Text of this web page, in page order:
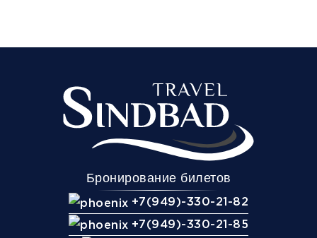
Бронирование билетов
+7(949)-330-21-82
+7(949)-330-21-85